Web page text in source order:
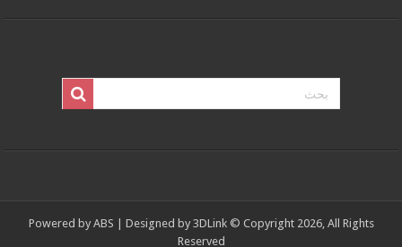
Powered by ABS | Designed by 3DLink© Copyright 2026, All Rights
Reserved